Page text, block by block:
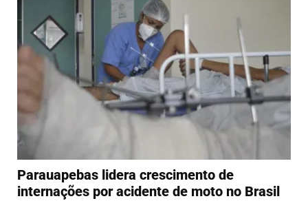
Parauapebas lidera crescimento de
internações por acidente de moto no Brasil